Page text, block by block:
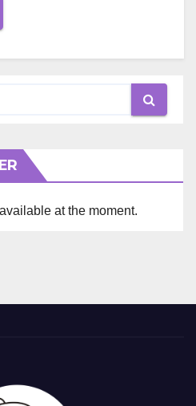
at the moment.